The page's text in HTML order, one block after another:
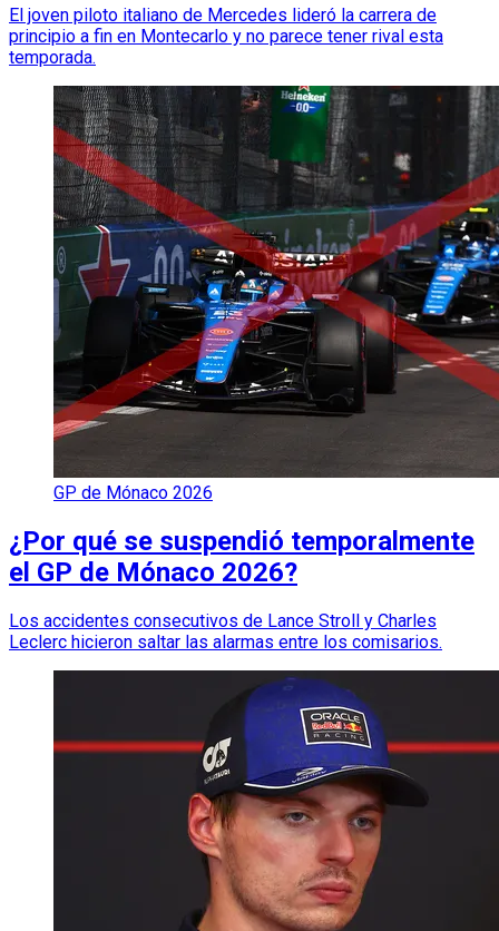
El joven piloto italiano de Mercedes lideró la carrera de
principio a fin en Montecarlo y no parece tener rival esta
temporada.
GP de Mónaco 2026
¿Por qué se suspendió temporalmente
el GP de Mónaco 2026?
Los accidentes consecutivos de Lance Stroll y Charles
Leclerc hicieron saltar las alarmas entre los comisarios.